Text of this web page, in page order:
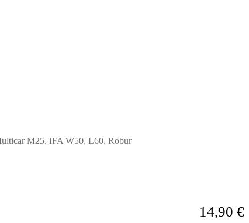
M25, IFA W50, L60, Robur
14,90 €